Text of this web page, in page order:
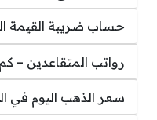
حساب ضريبة القيمة
رواتب المتقاعدين –
سعر الذهب اليوم في